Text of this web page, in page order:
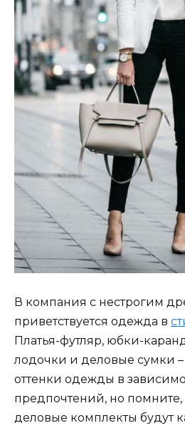
В компания с нестрогим
приветствуется одежда в
Платья-футляр, юбки-
лодочки и деловые сумки
оттенки одежды в
предпочтений, но
деловые комплекты будут